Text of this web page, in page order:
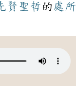
賢 聖哲 的 處所